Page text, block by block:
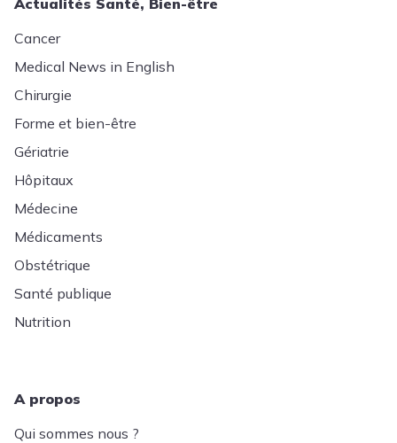
Cancer
Medical News in English
Chirurgie
Forme et bien-être
Gériatrie
Hôpitaux
Médecine
Médicaments
Obstétrique
Santé publique
Nutrition
A propos
Qui sommes nous ?